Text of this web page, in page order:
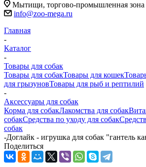
Мытищи, торгово-промышленная зона
info@zoo-mega.ru
Главная
-
Каталог
-
Товары для собак
Товары для собакТовары для кошек
для грызуновТовары для рыб и рептилий
-
Аксессуары для собак
Корма для собакЛакомства для собак
собакСредства по уходу для собак
собак
-Доглайк - игрушка для собак "гантель
Поделиться